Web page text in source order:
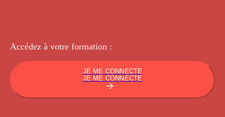
Accédez à votre formation :
JE ME CONNECTE
JE ME CONNECTE